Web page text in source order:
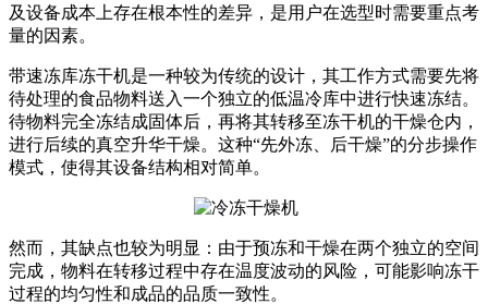
及设备成本上存在根本性的差异，是用户在选型时需要重点考
量的因素。
带速冻库冻干机是一种较为传统的设计，其工作方式需要先将
待处理的食品物料送入一个独立的低温冷库中进行快速冻结。
待物料完全冻结成固体后，再将其转移至冻干机的干燥仓内，
进行后续的真空升华干燥。这种“先外冻、后干燥”的分步操作
模式，使得其设备结构相对简单。
然而，其缺点也较为明显：由于预冻和干燥在两个独立的空间
完成，物料在转移过程中存在温度波动的风险，可能影响冻干
过程的均匀性和成品的品质一致性。